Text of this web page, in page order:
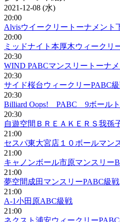
2021-12-08 (水)
20:00
Alvisウイークリートーナメント
20:00
ミッドナイト本厚木ウィークリ
20:30
WIND PABCマンスリートーナメ
20:30
サイド桜台ウィークリーPABC
20:30
Billiard Oops! PABC 9ボールト
20:30
自遊空間ＢＲＥＡＫＥＲＳ我
21:00
セスパ東大宮店１０ボールマン
21:00
キャノンボール市原マンスリー
21:00
夢空間成田マンスリーPABC級戦
21:00
A-1小田原ABC級戦
21:00
ネクスト浦安ウィークリー